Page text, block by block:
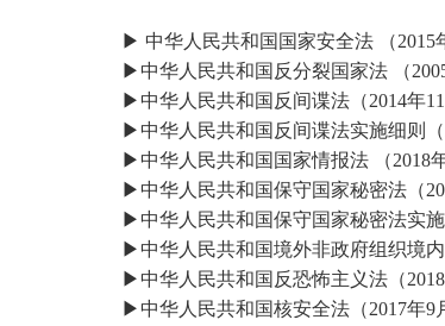
▶ 中华人民共和国国家安全法 （2015
▶中华人民共和国反分裂国家法 （
▶中华人民共和国反间谍法（2014年11
▶中华人民共和国反间谍法实施细则（
▶中华人民共和国国家情报法 （2018
▶中华人民共和国保守国家秘密法（
▶中华人民共和国保守国家秘密法实施
▶中华人民共和国境外非政府组织境内
▶中华人民共和国反恐怖主义法（2018
▶中华人民共和国核安全法（2017年9